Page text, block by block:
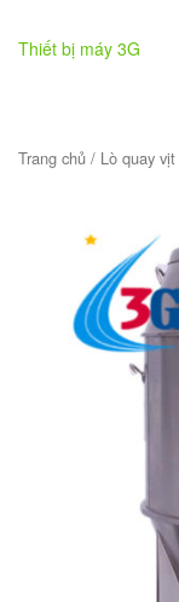
Thiết bị máy 3G
Trang chủ / Lò quay vịt